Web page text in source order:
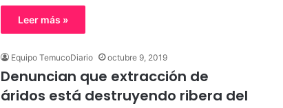
Leer más »
Equipo TemucoDiario octubre 9, 2019
Denuncian que extracción de
áridos está destruyendo ribera del